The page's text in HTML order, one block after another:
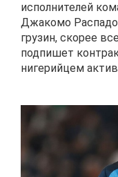
исполнителей
Джакомо
грузин, скорее
подпишет
нигерийцем